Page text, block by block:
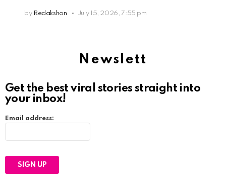
by Redakshon July 15, 2026, 7:55 pm
Newslett
Get the best viral stories straight into
your inbox!
Email address: